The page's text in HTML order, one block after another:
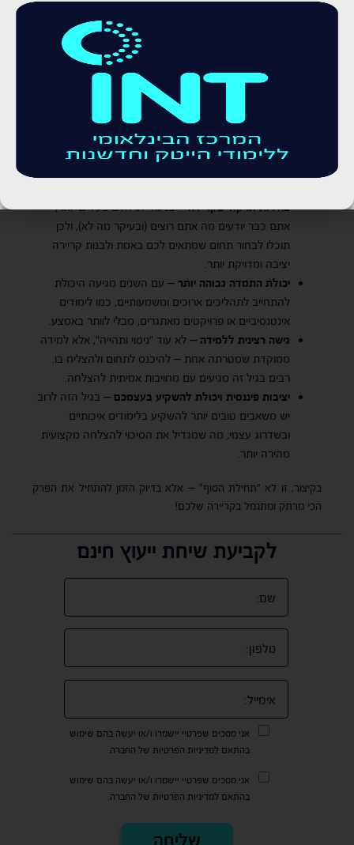
היתרונות בהסבת מקצוע בגיל 40
למרות החששות שמלווים את המחשבה על שינוי קריירה בגיל מבוגר
יותר, דווקא לגיל 40 ומעלה יש יתרונות ברורים בהסבת מקצוע, במיוחד
– בגיל הזה אתם מביאים
איתכם יכולות מוכחות של ניהול זמן, עבודה תחת לחץ,
בהירות ומיקוד בקריירה– בניגוד לגילאים צעירים יותר,
אתם כבר יודעים מה אתם רוצים (ובעיקר מה לא), ולכן
תוכלו לבחור תחום שמתאים לכם באמת ולבנות קריירה
יציבה ומדויקת יותר.
יכולת התמדה גבוהה יותר – עם השנים מגיעה היכולת
להתחייב לתהליכים ארוכים ומשמעותיים, כמו לימודים
אינטנסיביים או פרויקטים מאתגרים, מבלי לוותר באמצע.
גישה רצינית ללמידה – לא עוד "ניסוי ותהייה", אלא למידה
ממוקדת שמטרתה אחת – להיכנס לתחום ולהצליח בו.
רבים בגיל זה מגיעים עם מחויבות אמיתית להצלחה.
יציבות פיננסית ויכולת להשקיע בעצמכם – בגיל הזה לרוב
יש משאבים טובים יותר להשקיע בלימודים איכותיים
ובשדרוג עצמי, מה שמגדיל את הסיכוי להצלחה מקצועית
מהירה יותר.
בקיצור, זו לא "תחילת הסוף" – אלא בדיוק הזמן להתחיל את הפרק
הכי מרתק ומתגמל בקריירה שלכם!
לקביעת שיחת ייעוץ חינם
אני מסכים שפרטיי יישמרו ו/או יעשה בהם שימוש
בהתאם למדיניות הפרטיות של החברה.
אני מסכים שפרטיי יישמרו ו/או יעשה בהם שימוש
בהתאם למדיניות הפרטיות של החברה.